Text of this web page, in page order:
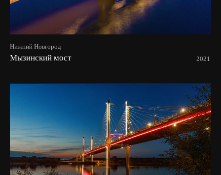
Нижний Новгород
Мызинский мост 2021